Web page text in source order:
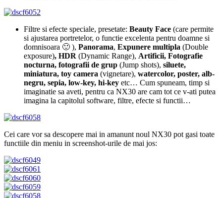
Filtre si efecte speciale, presetate: Beauty Face (care permite
si ajustarea portretelor, o functie excelenta pentru doamne si
domnisoara 🙂 ), Panorama, Expunere multipla (Double
exposure), HDR (Dynamic Range), Artificii, Fotografie
nocturna, fotografii de grup (Jump shots), siluete,
miniatura, toy camera (vignetare), watercolor, poster, alb-
negru, sepia, low-key, hi-key etc… Cum spuneam, timp si
imaginatie sa aveti, pentru ca NX30 are cam tot ce v-ati putea
imagina la capitolul software, filtre, efecte si functii…
Cei care vor sa descopere mai in amanunt noul NX30 pot gasi toate
functiile din meniu in screenshot-urile de mai jos: